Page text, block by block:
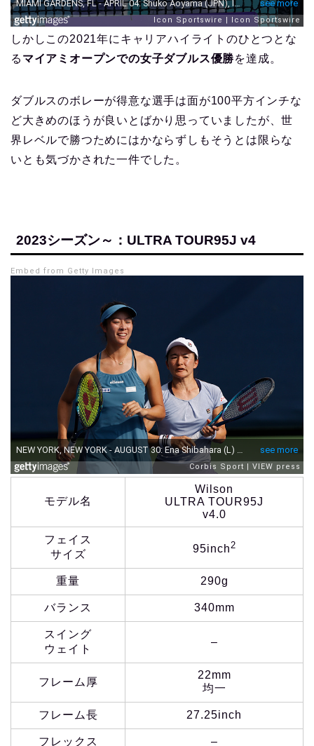
しかしこの2021年にキャリアハイライトのひとつとな
る マイアミオープンでの女子ダブルス優勝を達成。
ダブルスのボレーが得意な選手は面が100平方インチな
ど大きめのほうが良いとばかり思っていましたが、世
界レベルで勝つためにはかならずしもそうとは限らな
いとも気づかされた一件でした。
2023シーズン～：ULTRA TOUR95J v4
Embed from Getty Images
モデル名
Wilson
ULTRA TOUR95J
v4.0
フェイス
サイズ
95inch 2
重量 290g
バランス 340mm
スイング
ウェイト
–
フレーム厚
22mm
均一
フレーム長 27.25inch
フレックス –